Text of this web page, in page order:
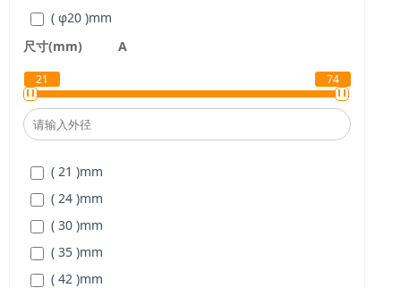
( φ20 )mm
( φ25 )
( φ30 )
( φ35 )mm
( φ40 )mm
( φ60 )mm
( φ8 )mm
尺寸(mm) A
21 74
( 21 )mm
( 24 )mm
( 30 )mm
( 35 )mm
( 42 )mm